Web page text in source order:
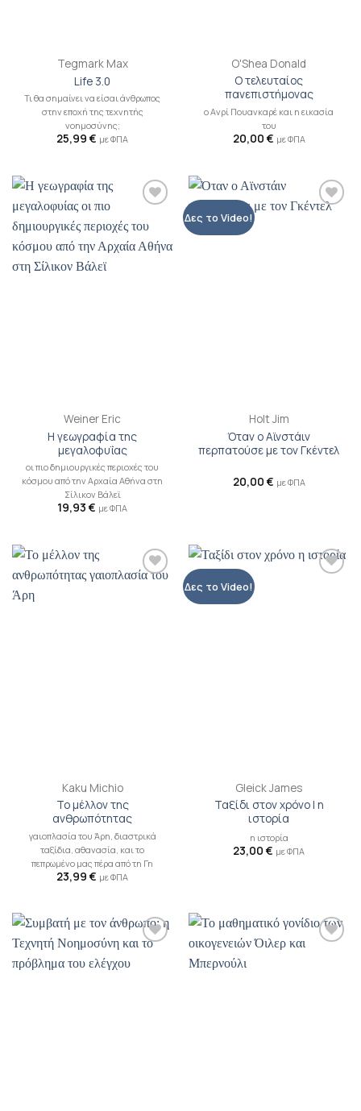
Tegmark Max
Life 3.0
Τι θα σημαίνει να είσαι άνθρωπος
στην εποχή της τεχνητής
νοημοσύνης;
25,99 € με ΦΠΑ
O'Shea Donald
Ο τελευταίος
πανεπιστήμονας
ο Ανρί Πουανκαρέ και η εικασία
του
20,00 € με ΦΠΑ
βιβλίου
στη λίστα
επιθυμιών
Weiner Eric
Η γεωγραφία της
μεγαλοφυΐας
οι πιο δημιουργικές περιοχές του
κόσμου από την Αρχαία Αθήνα στη
Σίλικον Βάλεϊ
19,93 € με ΦΠΑ
Δες το Video!
Holt Jim
Όταν ο Αϊνστάιν
περπατούσε με τον Γκέντελ
20,00 € με ΦΠΑ
Kaku Michio
Το μέλλον της
ανθρωπότητας
γαιοπλασία του Άρη, διαστρικά
ταξίδια, αθανασία, και το
πεπρωμένο μας πέρα από τη Γη
23,99 € με ΦΠΑ
Δες το Video!
Gleick James
Ταξίδι στον χρόνο | η
ιστορία
η ιστορία
23,00 € με ΦΠΑ
βιβλίου